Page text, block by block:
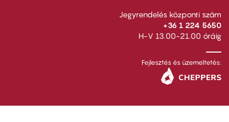
Jegyrendelés központi szám
+36 1 224 5650
H-V 13.00-21.00 óráig
Fejlesztés és üzemeltetés: